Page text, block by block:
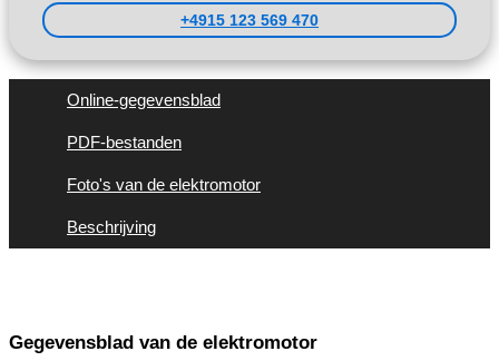
+4915 123 569 470
Online-gegevensblad
PDF-bestanden
Foto's van de elektromotor
Beschrijving
Gegevensblad van de elektromotor